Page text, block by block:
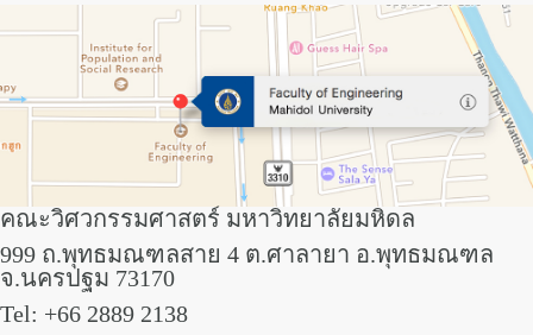
คณะวิศวกรรมศาสตร์ มหาวิทยาลัยมหิดล
999 ถ.พุทธมณฑลสาย 4 ต.ศาลายา อ.พุทธมณฑล
จ.นครปฐม 73170
Tel: +66 2889 2138